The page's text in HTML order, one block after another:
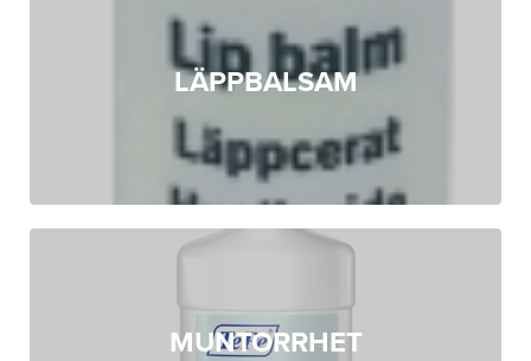
LÄPPBALSAM
MUNTORRHET